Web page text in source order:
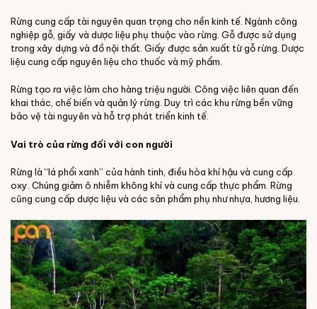
Rừng cung cấp tài nguyên quan trọng cho nền kinh tế. Ngành công
nghiệp gỗ, giấy và dược liệu phụ thuộc vào rừng. Gỗ được sử dụng
trong xây dựng và đồ nội thất. Giấy được sản xuất từ gỗ rừng. Dược
liệu cung cấp nguyên liệu cho thuốc và mỹ phẩm.
Rừng tạo ra việc làm cho hàng triệu người. Công việc liên quan đến
khai thác, chế biến và quản lý rừng. Duy trì các khu rừng bền vững
bảo vệ tài nguyên và hỗ trợ phát triển kinh tế.
Vai trò của rừng đối với con người
Rừng là “lá phổi xanh” của hành tinh, điều hòa khí hậu và cung cấp
oxy. Chúng giảm ô nhiễm không khí và cung cấp thực phẩm. Rừng
cũng cung cấp dược liệu và các sản phẩm phụ như nhựa, hương liệu.